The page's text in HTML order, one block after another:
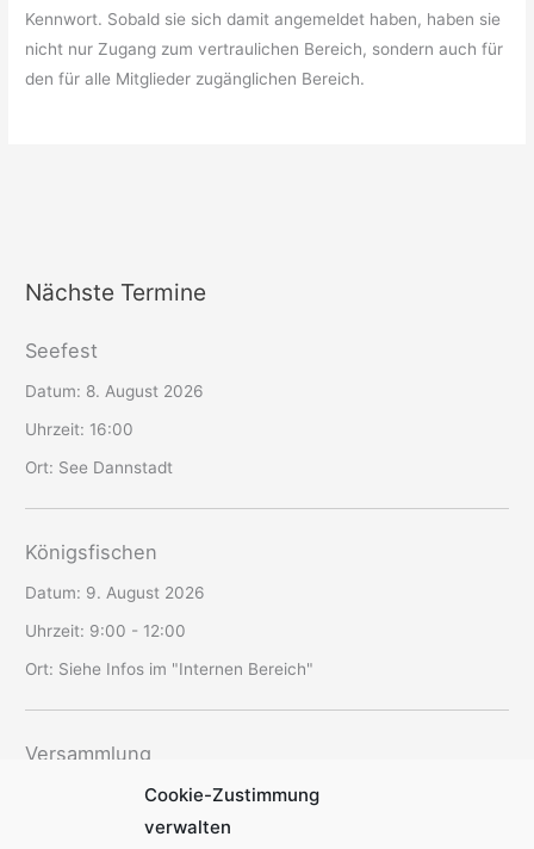
Cookie-Zustimmung
verwalten
Kennwort. Sobald sie sich damit angemeldet haben, haben sie
nicht nur Zugang zum vertraulichen Bereich, sondern auch für
den für alle Mitglieder zugänglichen Bereich.
Nächste Termine
Seefest
Datum: 8. August 2026
Uhrzeit: 16:00
Ort: See Dannstadt
Königsfischen
Datum: 9. August 2026
Uhrzeit: 9:00 - 12:00
Ort: Siehe Infos im "Internen Bereich"
Versammlung
12. August 2026
19:30 - 22:00